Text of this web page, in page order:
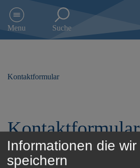
e
a
Menu Suche
Kontaktformular
Kontaktformular
Informationen die wir
speichern